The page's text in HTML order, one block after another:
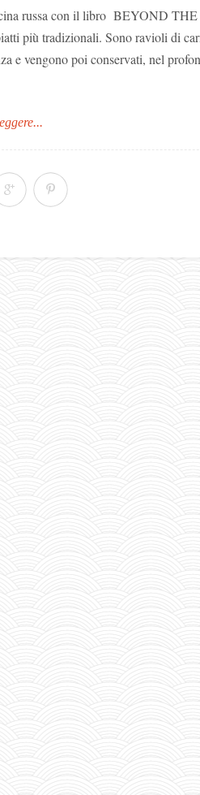
russa con il libro BEYOND
più tradizionali. Sono ravioli di
e vengono poi conservati, nel